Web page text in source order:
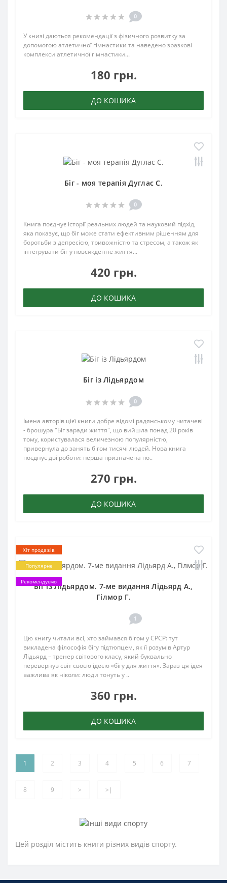
0
У книзі даються рекомендації з фізичного розвитку за
допомогою атлетичної гімнастики та наведено зразкові
комплекси атлетичної гімнастики...
180 грн.
ДО КОШИКА
Біг - моя терапія Дуглас С.
0
Книга поєднує історії реальних людей та науковий підхід,
яка показує, що біг може стати ефективним рішенням для
боротьби з депресією, тривожністю та стресом, а також як
інтегрувати біг у повсякденне життя...
420 грн.
ДО КОШИКА
Біг із Лідьярдом
0
Імена авторів цієї книги добре відомі радянському читачеві
- брошура "Біг заради життя", що вийшла понад 20 років
тому, користувалася величезною популярністю,
привернула до занять бігом тисячі людей. Нова книга
поєднує дві роботи: перша призначена по..
270 грн.
ДО КОШИКА
Хіт продажів
Популярне
Рекомендуємо
Біг із Лідьярдом. 7-ме видання Лідьярд А.,
Гілмор Г.
1
Цю книгу читали всі, хто займався бігом у СРСР: тут
викладена філософія бігу підтюпцем, як її розумів Артур
Лідьярд – тренер світового класу, який буквально
перевернув світ своєю ідеєю «бігу для життя». Зараз ця ідея
важлива як ніколи: люди тонуть у ..
360 грн.
ДО КОШИКА
1 2 3 4 5 6 7
8 9 > >|
Цей розділ містить книги різних видів спорту.